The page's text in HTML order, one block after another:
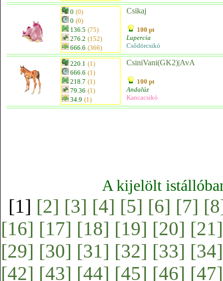
0 (0)
0 (0)
136.5 (75)
276.2 (152)
666.6 (366)
Csikaj
100 pt
Lupercia
Csődörcsikó
220.1 (1)
666.6 (1)
218.7 (1)
79.36 (1)
34.9 (1)
CsiniVani(GK2)|AvA
100 pt
Andalúz
Kancacsikó
A kijelölt
[1] [2] [3] [4] [5] [6] [7]
[16] [17] [18] [19] [20] [21]
[29] [30] [31] [32] [33] [34]
[42] [43] [44] [45] [46] [47]